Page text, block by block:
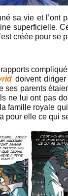
sa vie et l’ont
superficielle.
créée pour se
doivent
ses parents
ne lui ont pas
famille royale
pour elle ce qui